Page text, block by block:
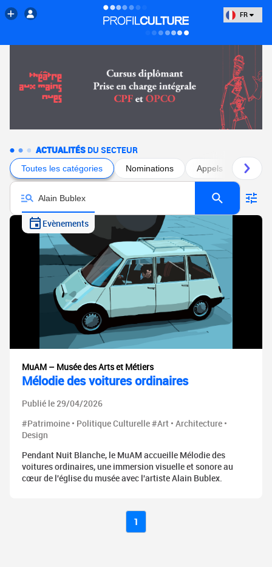
FR
ACTUALITÉS DU SECTEUR
Toutes les catégories Nominations Appels à projets
Evènements
MuAM – Musée des Arts et Métiers
Mélodie des voitures ordinaires
Publié le 29/04/2026
#Patrimoine • Politique Culturelle #Art • Architecture •
Design
Pendant Nuit Blanche, le MuAM accueille Mélodie des
voitures ordinaires, une immersion visuelle et sonore au
cœur de l'église du musée avec l'artiste Alain Bublex.
1